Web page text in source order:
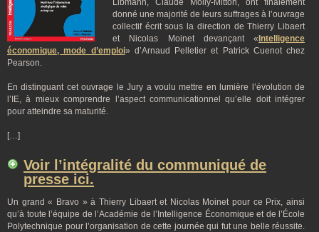
Libmann, Claude Molly-Mitton, ont finalement
donné une majorité de leurs suffrages à l’ouvrage
collectif écrit sous la direction de Thierry Libaert
et Nicolas Moinet devançant « ntelligence
économique, mode d’emploi» d’Arnaud Pelletier et Patrick Cuenot chez
Pearson.
En distinguant cet ouvrage le Jury a voulu mettre en lumière l’évolution de
l’IE, à mieux comprendre l’aspect communicationnel qu’elle doit intégrer
pour atteindre sa maturité.
[…]
Voir l’intégralité du communiqué de
presse ici.
Un grand « Bravo » à Thierry Libaert et Nicolas Moinet pour ce Prix, ainsi
qu’à toute l’équipe de l’Académie de l’Intelligence Économique et de l’École
Polytechnique pour l’organisation de cette journée qui fut une belle réussite.